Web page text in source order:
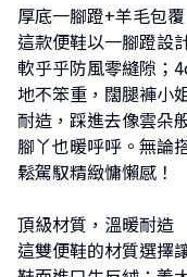
厚底一腳蹬+羊毛包
這款便鞋以一腳蹬設
軟乎乎防風零縫隙；
地不笨重，闊腿褲小
耐造，踩進去像雲朵
腳丫也暖呼呼。無論
鬆駕馭精緻慵懶感！
頂級材質，溫暖耐造
這雙便鞋的材質選擇